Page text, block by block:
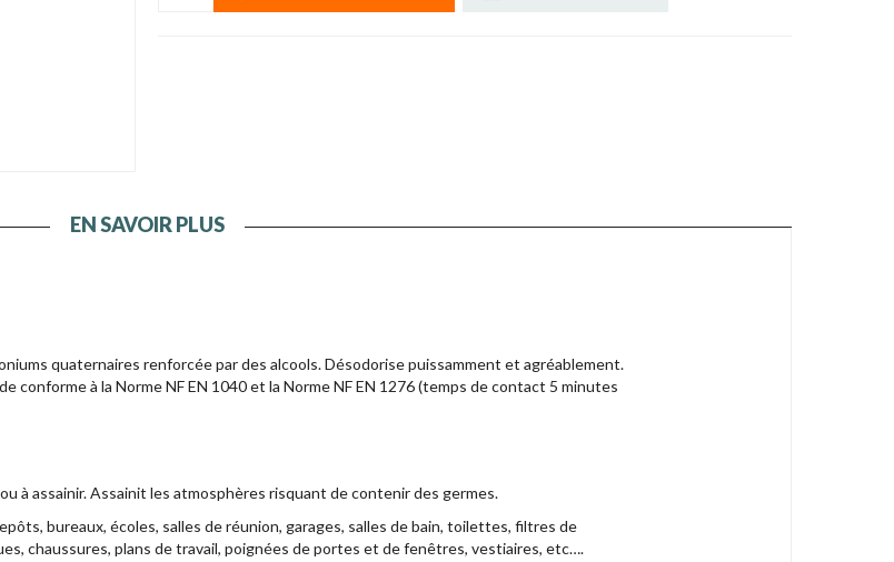
EN SAVOIR PLUS
quaternaires renforcée par des alcools. Désodorise puissamment et agréablement.
conforme à la Norme NF EN 1040 et la Norme NF EN 1276 (temps de contact 5 minutes
à assainir. Assainit les atmosphères risquant de contenir des germes.
bureaux, écoles, salles de réunion, garages, salles de bain, toilettes, filtres de
chaussures, plans de travail, poignées de portes et de fenêtres, vestiaires, etc….